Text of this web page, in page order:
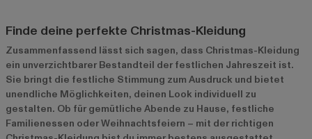
Finde deine perfekte Christmas-Kleidung
Zusammenfassend lässt sich sagen, dass Christmas-Kleidung
ein unverzichtbarer Bestandteil der festlichen Jahreszeit ist.
Sie bringt die festliche Stimmung zum Ausdruck und bietet
unendliche Möglichkeiten, deinen Look individuell zu
gestalten. Ob für gemütliche Abende zu Hause, festliche
Familienessen oder Weihnachtsfeiern – mit der richtigen